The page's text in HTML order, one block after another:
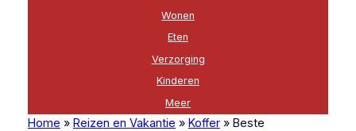
Wonen
Eten
Verzorging
Kinderen
Meer
Home » Reizen en Vakantie » Koffer »Beste